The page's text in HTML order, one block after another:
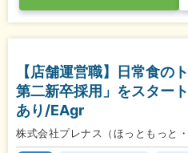
【店舗運営職】日常食の
第二新卒採用」をスター
あり/EAgr
株式会社プレナス（ほっともっと・